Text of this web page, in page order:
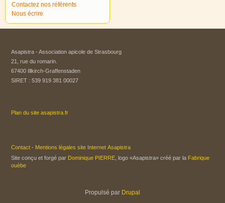
Contactez nos référents
Nous écrire
Asapistra - Association apicole de Strasbourg​
21, rue du romarin.
67400 Illkirch-Graffenstaden
SIRET : 539 919 381 00027
Plan du site asapistra.fr
Contact - Mentions légales site Internet Asapistra
Site conçu et forgé par Dominique PIERRE , logo «Asapistra» créé par la Fabrique
ouèbe
Propulsé par Drupal